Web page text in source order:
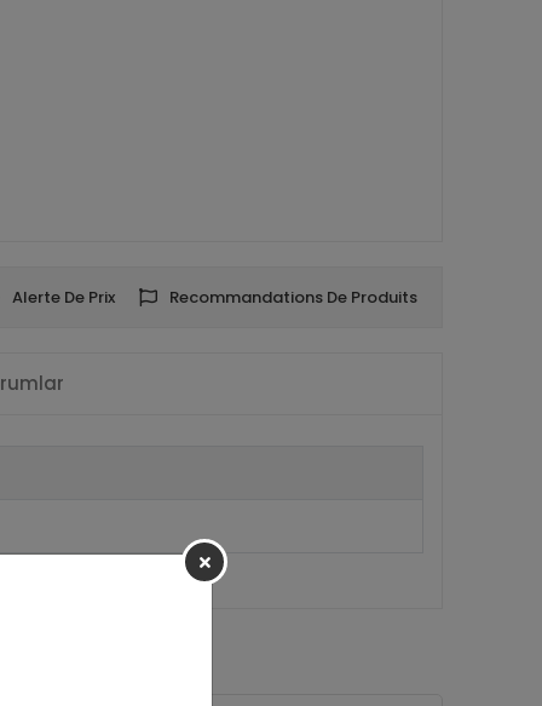
Alerte De Prix Recommandations De Produits